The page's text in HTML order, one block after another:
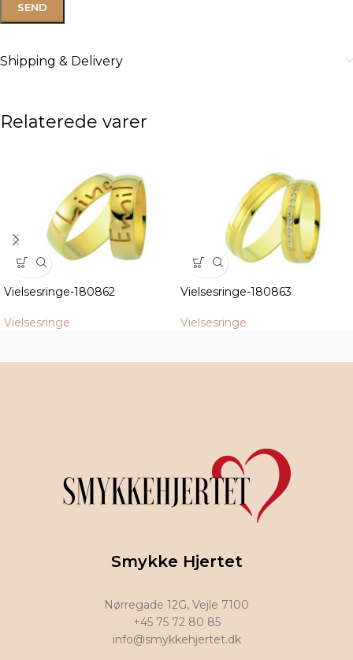
Shipping & Delivery
Relaterede varer
Vielsesringe-180862
Vielsesringe
Vielsesringe-180863
Vielsesringe
Smykke Hjertet
Nørregade 12G, Vejle 7100
+45 75 72 80 85
info@smykkehjertet.dk